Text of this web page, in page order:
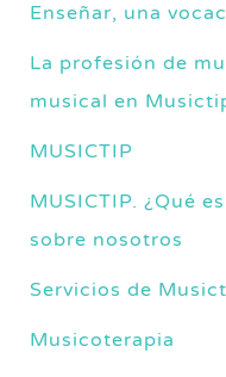
Enseñar, una
La profesión de
musical en
MUSICTIP
MUSICTIP. ¿Qué
sobre nosotros
Servicios de
Musicoterapia